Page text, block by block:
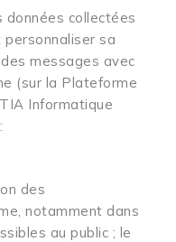
collectées
sa
messages avec
(sur la Plateforme
Informatique
des
notamment dans
au public ; le